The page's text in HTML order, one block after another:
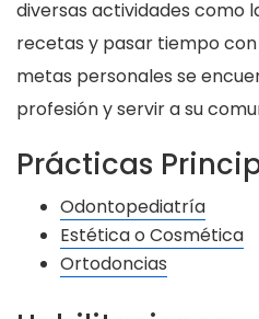
diversas actividades como
recetas y pasar tiempo con
metas personales se
profesión y servir a su
Prácticas
Odontopediatría
Estética o Cosmética
Ortodoncias